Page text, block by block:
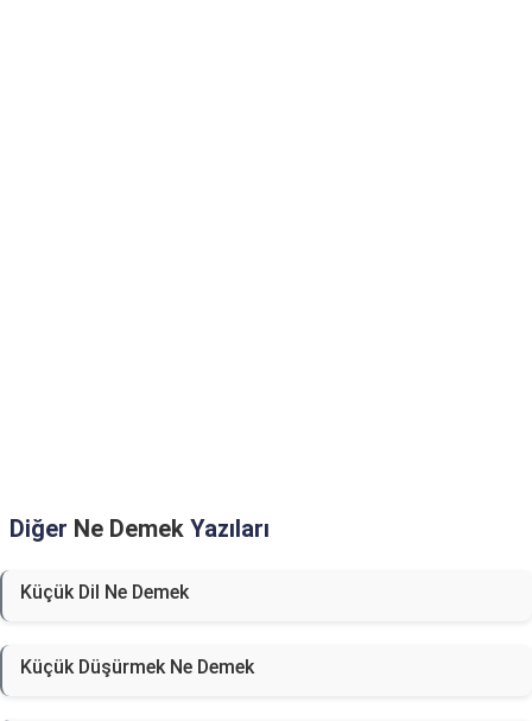
Diğer Ne Demek Yazıları
Küçük Dil Ne Demek
Küçük Düşürmek Ne Demek